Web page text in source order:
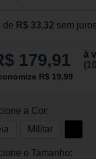
de R$ 33,32 sem
179,91
à
R$ 19,99
a Cor:
Militar
o Tamanho: